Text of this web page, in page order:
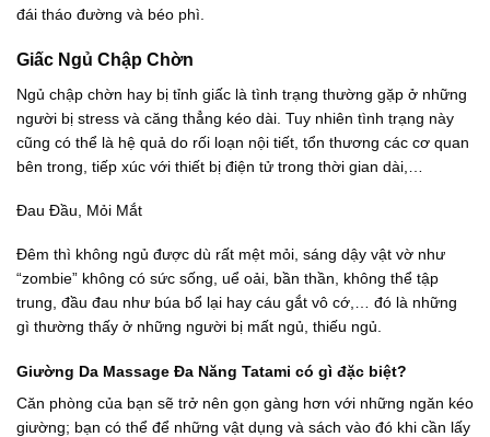
đái tháo đường và béo phì.
Giấc Ngủ Chập Chờn
Ngủ chập chờn hay bị tỉnh giấc là tình trạng thường gặp ở những
người bị stress và căng thẳng kéo dài. Tuy nhiên tình trạng này
cũng có thể là hệ quả do rối loạn nội tiết, tổn thương các cơ quan
bên trong, tiếp xúc với thiết bị điện tử trong thời gian dài,…
Đau Đầu, Mỏi Mắt
Đêm thì không ngủ được dù rất mệt mỏi, sáng dậy vật vờ như
“zombie” không có sức sống, uể oải, bần thần, không thể tập
trung, đầu đau như búa bổ lại hay cáu gắt vô cớ,… đó là những
gì thường thấy ở những người bị mất ngủ, thiếu ngủ.
Giường Da Massage Đa Năng Tatami có gì đặc biệt?
Căn phòng của bạn sẽ trở nên gọn gàng hơn với những ngăn kéo
giường; bạn có thể để những vật dụng và sách vào đó khi cần lấy